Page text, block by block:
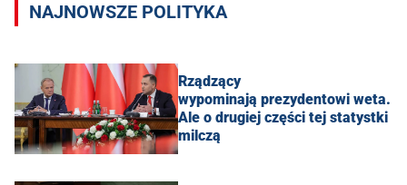
NAJNOWSZE POLITYKA
Rządzący
wypominają prezydentowi weta.
Ale o drugiej części tej statystki
milczą